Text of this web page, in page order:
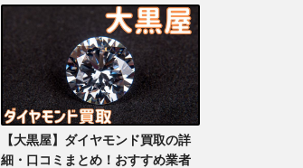
【大黒屋】ダイヤモンド買取の詳
細・口コミまとめ！おすすめ業者